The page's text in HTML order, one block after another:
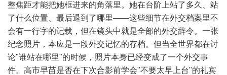
整焦距才能把她框进来的角落里。她在台阶上站了多久、站
了什么位置、最后退到了哪里——这些细节在外交档案里不
会有一行字的记载，但在镜头中就是全部的外交辞令。一张
纪念照片，本应是一段外交记忆的存档。但当全世界都在讨
论"谁站在哪里"的时候，照片本身已经变成了一个外交事
件。高市早苗是否在下次合影前学会"不要太早上台"的礼宾